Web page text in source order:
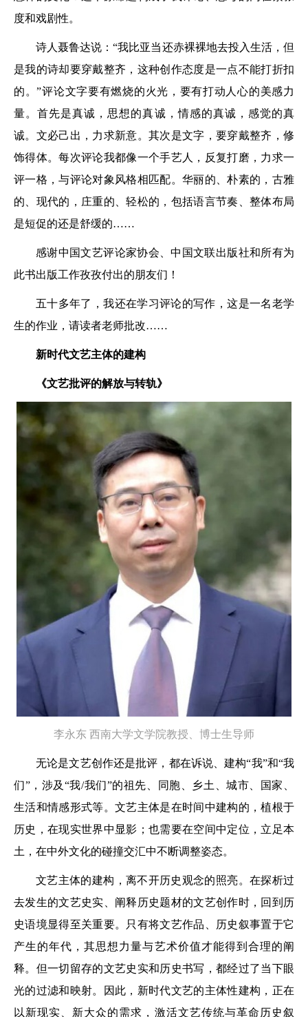
度和戏剧性。
诗人聂鲁达说：“我比亚当还赤裸裸地去投入生活，但
是我的诗却要穿戴整齐，这种创作态度是一点不能打折扣
的。”评论文字要有燃烧的火光，要有打动人心的美感力
量。首先是真诚，思想的真诚，情感的真诚，感觉的真
诚。文必己出，力求新意。其次是文字，要穿戴整齐，修
饰得体。每次评论我都像一个手艺人，反复打磨，力求一
评一格，与评论对象风格相匹配。华丽的、朴素的，古雅
的、现代的，庄重的、轻松的，包括语言节奏、整体布局
是短促的还是舒缓的……
感谢中国文艺评论家协会、中国文联出版社和所有为
此书出版工作孜孜付出的朋友们！
五十多年了，我还在学习评论的写作，这是一名老学
生的作业，请读者老师批改……
新时代文艺主体的建构
《文艺批评的解放与转轨》
李永东 西南大学文学院教授、博士生导师
无论是文艺创作还是批评，都在诉说、建构“我”和“我
们”，涉及“我/我们”的祖先、同胞、乡土、城市、国家、
生活和情感形式等。文艺主体是在时间中建构的，植根于
历史，在现实世界中显影；也需要在空间中定位，立足本
土，在中外文化的碰撞交汇中不断调整姿态。
文艺主体的建构，离不开历史观念的照亮。在探析过
去发生的文艺史实、阐释历史题材的文艺创作时，回到历
史语境显得至关重要。只有将文艺作品、历史叙事置于它
产生的年代，其思想力量与艺术价值才能得到合理的阐
释。但一切留存的文艺史实和历史书写，都经过了当下眼
光的过滤和映射。因此，新时代文艺的主体性建构，正在
以新现实、新大众的需求，激活文艺传统与革命历史叙